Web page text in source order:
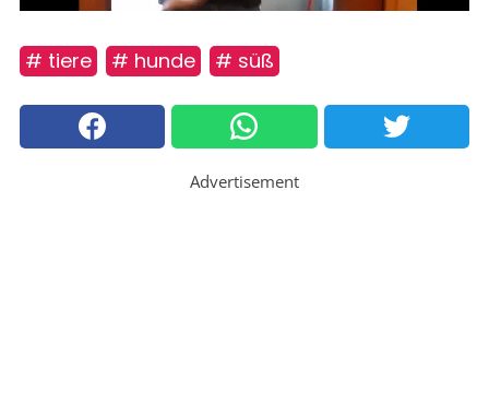
# tiere # hunde # süß
Advertisement